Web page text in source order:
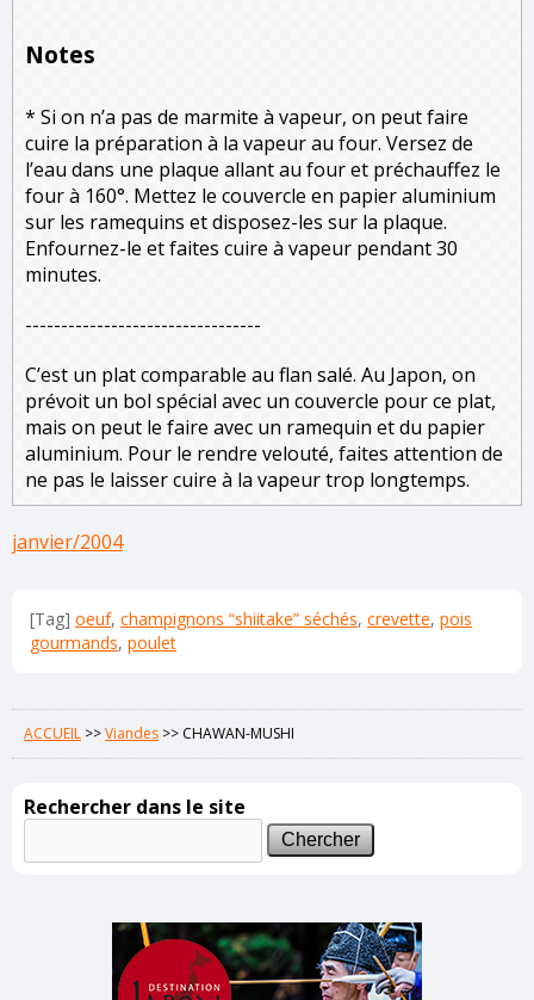
Notes
* Si on n’a pas de marmite à vapeur, on peut faire
cuire la préparation à la vapeur au four. Versez de
l’eau dans une plaque allant au four et préchauffez le
four à 160°. Mettez le couvercle en papier aluminium
sur les ramequins et disposez-les sur la plaque.
Enfournez-le et faites cuire à vapeur pendant 30
minutes.
---------------------------------
C’est un plat comparable au flan salé. Au Japon, on
prévoit un bol spécial avec un couvercle pour ce plat,
mais on peut le faire avec un ramequin et du papier
aluminium. Pour le rendre velouté, faites attention de
ne pas le laisser cuire à la vapeur trop longtemps.
janvier/2004
[Tag] oeuf, champignons “shiitake” séchés, crevette, pois
gourmands, poulet
ACCUEIL >>Viandes >> CHAWAN-MUSHI
Rechercher dans le site